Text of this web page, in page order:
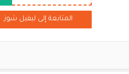
المتابعة إلى ليفيل شوز